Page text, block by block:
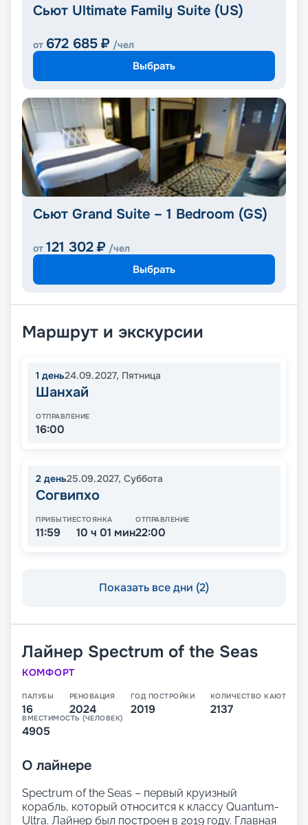
Сьют Ultimate Family Suite (US)
от 672 685 ₽ /чел
Выбрать
Сьют Grand Suite – 1 Bedroom (GS)
от 121 302 ₽ /чел
Выбрать
Маршрут и экскурсии
1 день24.09.2027, Пятница
Шанхай
ОТПРАВЛЕНИЕ
16:00
2 день25.09.2027, Суббота
Согвипхо
ПРИБЫТИЕ
11:59
СТОЯНКА
10 ч 01 мин
ОТПРАВЛЕНИЕ
22:00
Показать все дни (2)
Лайнер Spectrum of the Seas
КОМФОРТ
ПАЛУБЫ
16
РЕНОВАЦИЯ
2024
ГОД ПОСТРОЙКИ
2019
КОЛИЧЕСТВО КАЮТ
2137
ВМЕСТИМОСТЬ (ЧЕЛОВЕК)
4905
О лайнере
Spectrum of the Seas – первый круизный
корабль, который относится к классу Quantum-
Ultra. Лайнер был построен в 2019 году. Главная